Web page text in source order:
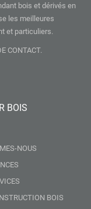
bois et dérivés en
les meilleures
et particuliers.
CONTACT.
BOIS
NOUS
BOIS